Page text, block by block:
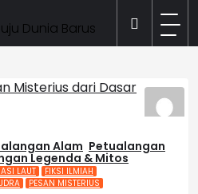
Dunia Barus
Alam Petualangan
Legenda & Mitos
LAUT
FIKSI ILMIAH
PESAN MISTERIUS